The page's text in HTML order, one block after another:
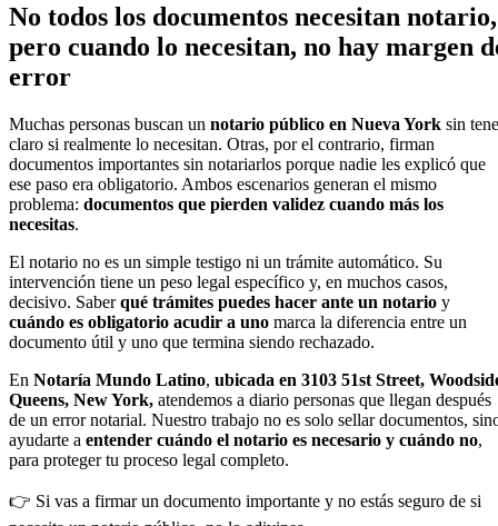
No todos los documentos necesitan notario,
pero cuando lo necesitan, no hay margen
error
Muchas personas buscan un notario público en Nueva York sin
claro si realmente lo necesitan. Otras, por el contrario, firman
documentos importantes sin notariarlos porque nadie les explicó que
ese paso era obligatorio. Ambos escenarios generan el mismo
problema: documentos que pierden validez cuando más los
necesitas.
El notario no es un simple testigo ni un trámite automático. Su
intervención tiene un peso legal específico y, en muchos casos,
decisivo. Saberqué trámites puedes hacer ante un notario y
cuándo es obligatorio acudir a uno marca la diferencia entre un
documento útil y uno que termina siendo rechazado.
En Notaría Mundo Latino, ubicada en 3103 51st Street,
Queens, New York, atendemos a diario personas que llegan después
de un error notarial. Nuestro trabajo no es solo sellar documentos,
ayudarte a entender cuándo el notario es necesario y cuándo no,
para proteger tu proceso legal completo.
👉 Si vas a firmar un documento importante y no estás seguro de si